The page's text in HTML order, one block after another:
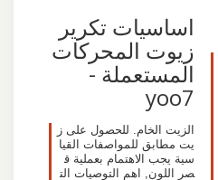
اساسيات تكرير
زيوت المحركات
المستعملة -
yoo7
الزيت الخام. للحصول على ز
يت مطابق للمواصفات القيا
سية يجب الاهتمام بعملية ق
صر اللون, اهم التوصيات الت